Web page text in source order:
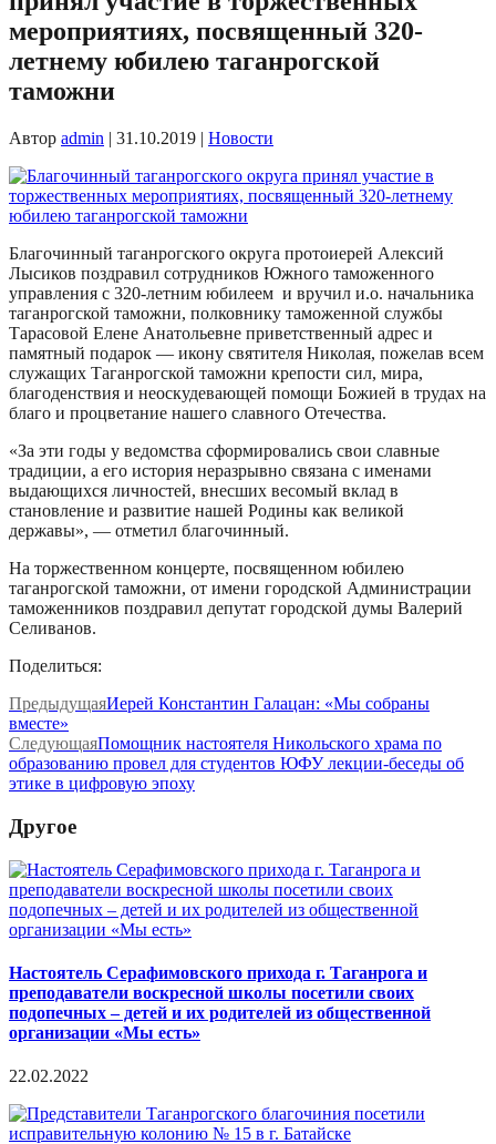
мероприятиях, посвященный 320-
летнему юбилею таганрогской
таможни
Автор admin | 31.10.2019 | Новости
Благочинный таганрогского округа протоиерей Алексий
Лысиков поздравил сотрудников Южного таможенного
управления с 320-летним юбилеем и вручил и.о. начальника
таганрогской таможни, полковнику таможенной службы
Тарасовой Елене Анатольевне приветственный адрес и
памятный подарок — икону святителя Николая, пожелав всем
служащих Таганрогской таможни крепости сил, мира,
благоденствия и неоскудевающей помощи Божией в трудах на
благо и процветание нашего славного Отечества.
«За эти годы у ведомства сформировались свои славные
традиции, а его история неразрывно связана с именами
выдающихся личностей, внесших весомый вклад в
становление и развитие нашей Родины как великой
державы», — отметил благочинный.
На торжественном концерте, посвященном юбилею
таганрогской таможни, от имени городской Администрации
таможенников поздравил депутат городской думы Валерий
Селиванов.
Поделиться:
ПредыдущаяИерей Константин Галацан: «Мы собраны
вместе»
СледующаяПомощник настоятеля Никольского храма по
образованию провел для студентов ЮФУ лекции-беседы об
этике в цифровую эпоху
Другое
Настоятель Серафимовского прихода г. Таганрога и
преподаватели воскресной школы посетили своих
подопечных – детей и их родителей из общественной
организации «Мы есть»
22.02.2022